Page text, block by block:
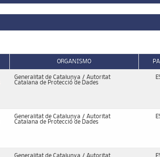
ORGANISMO
Generalitat de Catalunya / Autoritat
Catalana de Protecció de Dades
Generalitat de Catalunya / Autoritat
Catalana de Protecció de Dades
Generalitat de Catalunya / Autoritat